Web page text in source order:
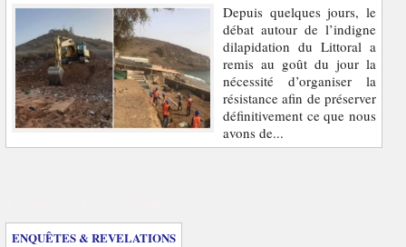
Depuis quelques jours, le
débat autour de l’indigne
dilapidation du Littoral a
remis au goût du jour la
nécessité d’organiser la
résistance afin de préserver
définitivement ce que nous
avons de...
ENQUÊTES & REVELATIONS